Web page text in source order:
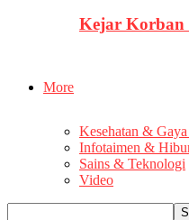
Kejar Korban
More
Kesehatan &
Infotaimen &
Sains & Teknologi
Video